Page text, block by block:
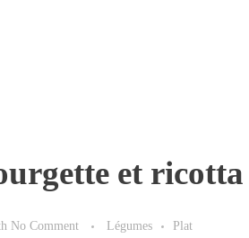
et ricotta
No Comment Légumes Plat